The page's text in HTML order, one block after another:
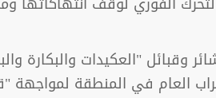
وقبائل "العكيدات والبكارة
العام في المنطقة لمواجهة